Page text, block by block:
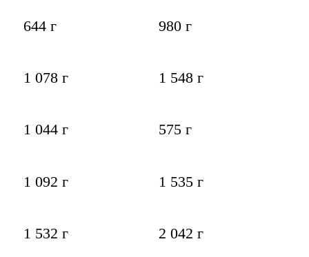
644 г 980 г
1 078 г 1 548 г
1 044 г 575 г
1 092 г 1 535 г
1 532 г 2 042 г